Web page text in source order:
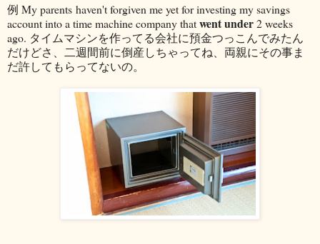
例 My parents haven't forgiven me yet for investing my savings
account into a time machine company thatwent under2 weeks
ago. タイムマシンを作ってる会社に預金つっこんでみたん
だけどさ、二週間前に倒産しちゃってね、両親にその事ま
だ許してもらってないの。